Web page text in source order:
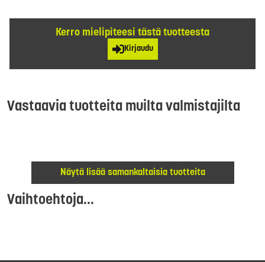
Kerro mielipiteesi tästä tuotteesta
Kirjaudu
Vastaavia tuotteita muilta valmistajilta
Näytä lisää samankaltaisia tuotteita
Vaihtoehtoja...